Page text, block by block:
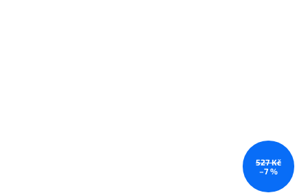
527 Kč
–7 %